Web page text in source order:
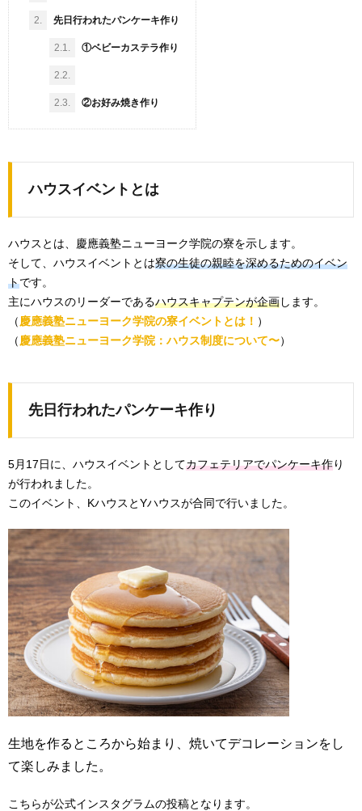
2. 先日行われたパンケーキ作り
2.1. ①ベビーカステラ作り
2.2.
2.3. ②お好み焼き作り
ハウスイベントとは
ハウスとは、慶應義塾ニューヨーク学院の寮を示します。
そして、ハウスイベントとは寮の生徒の親睦を深めるためのイベン
トです。
主にハウスのリーダーであるハウスキャプテンが企画します。
（慶應義塾ニューヨーク学院の寮イベントとは！ ）
（慶應義塾ニューヨーク学院：ハウス制度について〜）
先日行われたパンケーキ作り
5月17日に、ハウスイベントとしてカフェテリアでパンケーキ作り
が行われました。
このイベント、KハウスとYハウスが合同で行いました。
生地を作るところから始まり、焼いてデコレーションをし
て楽しみました。
こちらが公式インスタグラムの投稿となります。